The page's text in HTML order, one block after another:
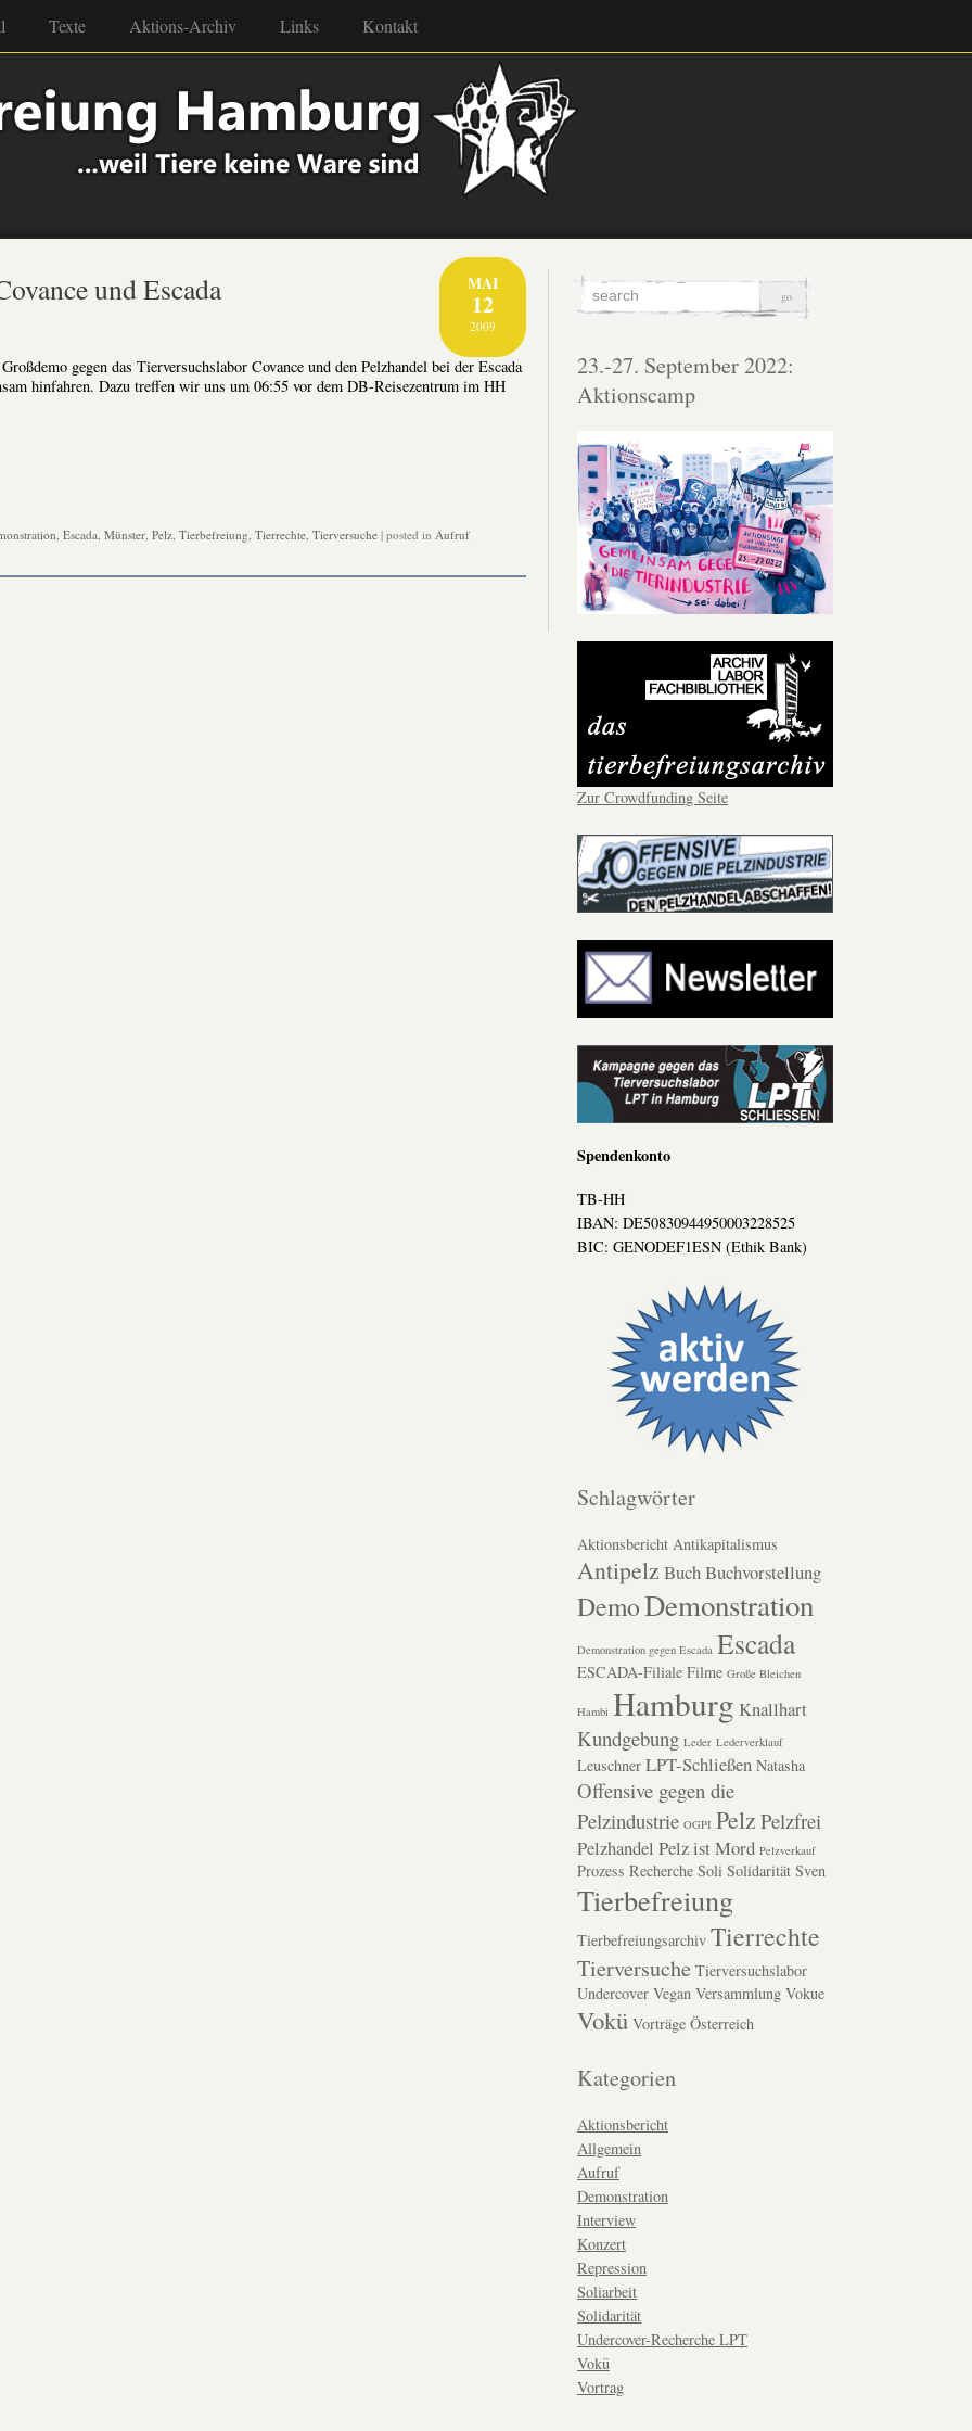
Texte Aktions-Archiv Links Kontakt
MAI
12
2009
und Escada
gegen das Tierversuchslabor Covance und den Pelzhandel bei der Escada
hinfahren. Dazu treffen wir uns um 06:55 vor dem DB-Reisezentrum im HH
, Escada, Münster, Pelz, Tierbefreiung, Tierrechte, Tierversuche | posted in Aufruf
23.-27. September 2022:
Aktionscamp
Zur Crowdfunding Seite
Spendenkonto
TB-HH
IBAN: DE50830944950003228525
BIC: GENODEF1ESN (Ethik Bank)
Schlagwörter
Aktionsbericht Antikapitalismus
Antipelz BuchBuchvorstellung
DemoDemonstration
Demonstration gegen Escada Escada
ESCADA-Filiale Filme Große Bleichen
Hambi Hamburg Knallhart
Kundgebung Leder Lederverklauf
Leuschner LPT-Schließen Natasha
Offensive gegen die
Pelzindustrie OGPI Pelz Pelzfrei
Pelzhandel Pelz ist Mord Pelzverkauf
Prozess Recherche Soli Solidarität Sven
Tierbefreiung
Tierbefreiungsarchiv Tierrechte
Tierversuche Tierversuchslabor
Undercover Vegan Versammlung Vokue
Vokü Vorträge Österreich
Kategorien
Aktionsbericht
Allgemein
Aufruf
Demonstration
Interview
Konzert
Repression
Soliarbeit
Solidarität
Undercover-Recherche LPT
Vokü
Vortrag